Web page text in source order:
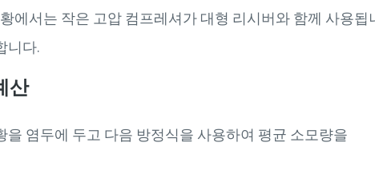
에서는 작은 고압 컴프레셔가 대형 리시버와 함께 사용
니다.
산
을 염두에 두고 다음 방정식을 사용하여 평균 소모량을